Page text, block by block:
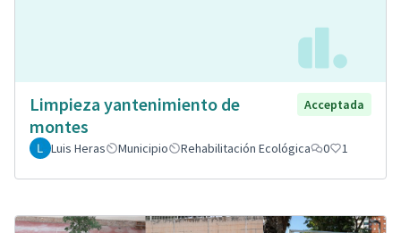
Limpieza yantenimiento de
montes
Acceptada
Luis Heras Municipio Rehabilitación Ecológica 0 1